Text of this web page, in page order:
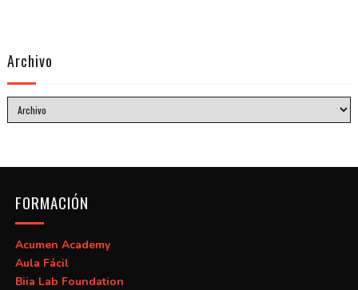
Archivo
FORMACIÓN
Acumen Academy
Aula Fácil
Biia Lab Foundation